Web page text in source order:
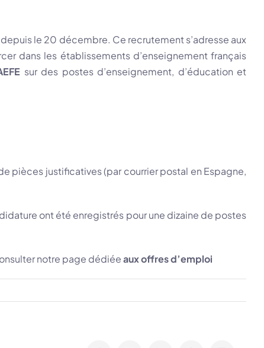
le 20 décembre. Ce recrutement s’adresse aux
dans les établissements d’enseignement français
sur des postes d’enseignement, d’éducation et
pièces justificatives (par courrier postal en Espagne,
ont été enregistrés pour une dizaine de postes
notre page dédiéeaux offres d’emploi